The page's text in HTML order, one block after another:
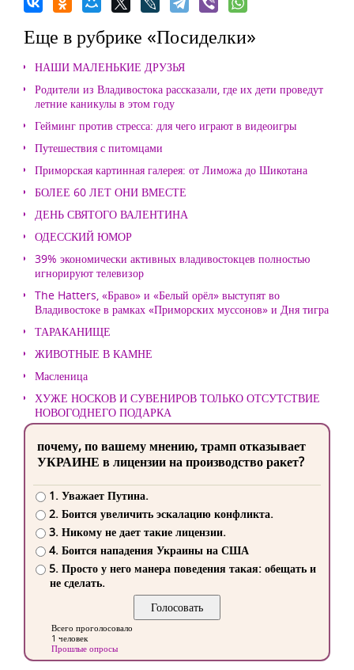
Еще в рубрике «Посиделки»
НАШИ МАЛЕНЬКИЕ ДРУЗЬЯ
Родители из Владивостока рассказали, где их дети проведут
летние каникулы в этом году
Гейминг против стресса: для чего играют в видеоигры
Путешествия с питомцами
Приморская картинная галерея: от Лиможа до Шикотана
БОЛЕЕ 60 ЛЕТ ОНИ ВМЕСТЕ
ДЕНЬ СВЯТОГО ВАЛЕНТИНА
ОДЕССКИЙ ЮМОР
39% экономически активных владивостокцев полностью
игнорируют телевизор
The Hatters, «Браво» и «Белый орёл» выступят во
Владивостоке в рамках «Приморских муссонов» и Дня тигра
ТАРАКАНИЩЕ
ЖИВОТНЫЕ В КАМНЕ
Масленица
ХУЖЕ НОСКОВ И СУВЕНИРОВ ТОЛЬКО ОТСУТСТВИЕ
НОВОГОДНЕГО ПОДАРКА
почему, по вашему мнению, трамп отказывает
УКРАИНЕ в лицензии на производство ракет?
1. Уважает Путина.
2. Боится увеличить эскалацию конфликта.
3. Никому не дает такие лицензии.
4. Боится нападения Украины на США
5. Просто у него манера поведения такая: обещать и
не сделать.
Всего проголосовало
1 человек
Прошлые опросы